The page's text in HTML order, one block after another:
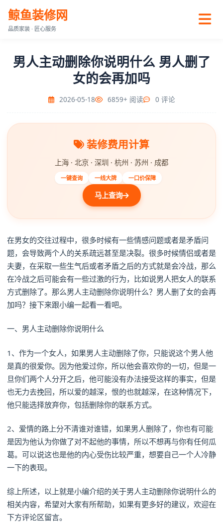
鲸鱼装修网
品质家装 · 匠心服务
男人主动删除你说明什么 男人删了
女的会再加吗
2026-05-18 6859+ 阅读 0 评论
装修费用计算
上海 · 北京 · 深圳 · 杭州 · 苏州 · 成都
一键查询 一线大牌 一口价保障
马上查询
在男女的交往过程中，很多时候有一些情感问题或者是矛盾问
题，会导致两个人的关系疏远甚至是决裂。很多时候情侣或者是
夫妻，在采取一些生气后或者矛盾之后的方式就是会冷战，那么
在冷战之后可能会有一些过激的行为，比如说男人把女人的联系
方式删除了。那么男人主动删除你说明什么？男人删了女的会再
加吗？接下来跟小编一起看一看吧。
一、男人主动删除你说明什么
1、作为一个女人，如果男人主动删除了你，只能说这个男人他
是真的很爱你。因为他爱过你，所以他会喜欢你的一切，但是一
旦你们两个人分开之后，他可能没有办法接受这样的事实，但是
也无力去挽回，所以爱的越深，恨的也就越深，在这种情况下，
他只能选择放弃你，包括删除你的联系方式。
2、爱情的路上分不清谁对谁错，如果男人删除了，你也有可能
是因为他认为你做了对不起他的事情，所以不想再与你有任何瓜
葛。可以说这也是他的内心受伤比较严重，想要自己一个人冷静
一下的表现。
综上所述，以上就是小编介绍的关于男人主动删除你说明什么的
相关内容，希望对大家有所帮助，如果有更多好的建议，欢迎在
下方评论区留言。